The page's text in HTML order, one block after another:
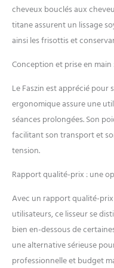
cheveux bouclés aux
titane assurent un lissage
ainsi les frisottis et
Conception et prise en
Le Faszin est apprécié pour
ergonomique assure une
séances prolongées. Son
facilitant son transport et
tension.
Rapport qualité-prix : une
Avec un rapport qualité-
utilisateurs, ce lisseur se
bien en-dessous de
une alternative sérieuse
professionnelle et budget